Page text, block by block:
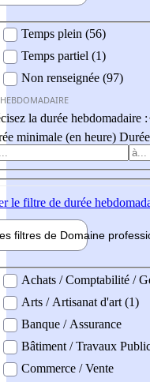
Temps plein (56)
Temps partiel (1)
Non renseignée (97)
la durée hebdomadaire :
minimale (en heure)
le filtre de durée
filtres de Domaine pro
professionel
Achats / Comptabilité /
Arts / Artisanat d'art (1)
Banque / Assurance
Bâtiment / Travaux
Commerce / Vente